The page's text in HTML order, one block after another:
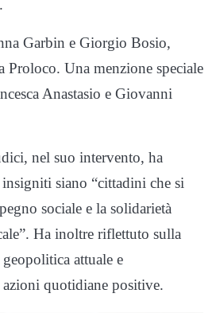
Garbin e Giorgio Bosio,
Proloco. Una menzione speciale
Anastasio e Giovanni
nel suo intervento, ha
siano “cittadini che si
sociale e la solidarietà
Ha inoltre riflettuto sulla
attuale e
quotidiane positive.